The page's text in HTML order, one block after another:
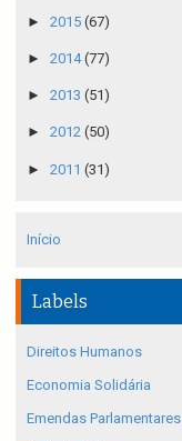
► 2015 (67)
► 2014(77)
► 2013 (51)
► 2012 (50)
► 2011 (31)
Início
Labels
Direitos Humanos
Economia Solidária
Emendas Parlamentares